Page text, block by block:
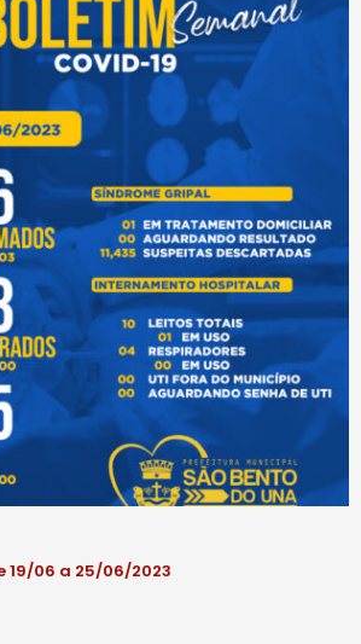
19/06 a 25/06/2023